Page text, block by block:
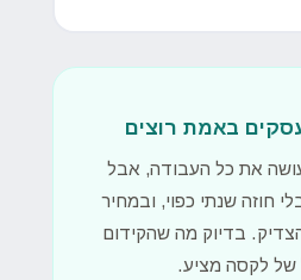
באמת רוצים
את כל העבודה, אבל
חוזה שנתי כפוי, ובמחיר
בדיוק מה שהקידום
של לקסה מציע.